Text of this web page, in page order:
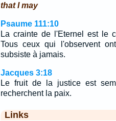
that I may
Psaume 111:10
La crainte de l'Eternel est le
Tous ceux qui l'observent
subsiste à jamais.
Jacques 3:18
Le fruit de la justice est
recherchent la paix.
Links